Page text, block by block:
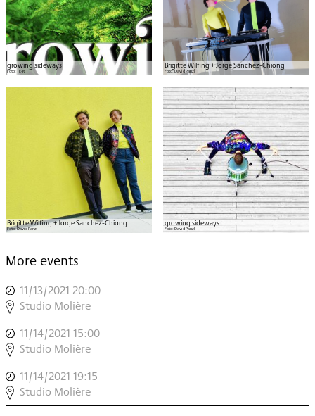
growing sideways
Foto: TE-R
Brigitte Wilfing + Jorge Sanchez-Chiong
Foto:David Panzl
Brigitte Wilfing + Jorge Sanchez-Chiong
Foto:David Panzl
growing sideways
Foto: David Panzl
More events
11/13/2021 20:00
GROWING
SIDEWAYS
,
Studio Molière
11/14/2021 15:00
GROWING
SIDEWAYS
,
Studio Molière
11/14/2021 19:15
BAR
MODERN
Studio Molière